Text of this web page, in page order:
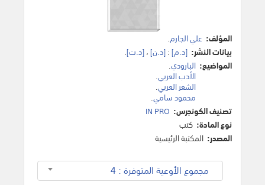
المؤلف: علي الجارم.
بيانات النشر: [د.م]:[د.ن]،[د.ت].
المواضيع: البارودي.
الأدب العربي.
الشعر العربي.
محمود سامي.
تصنيف الكونجرس: IN PRO
نوع المادة: كتب
المصدر: المكتبة الرئيسية
مجموع الأوعية المتوفرة : 4